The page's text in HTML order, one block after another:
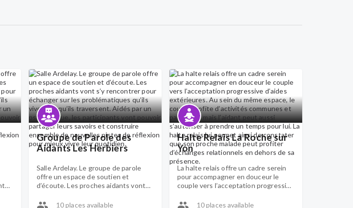
Groupe de Parole des
Aidants Les Herbiers
Salle Ardelay. Le groupe de parole
offre un espace de soutien et
d’écoute. Les proches aidants vont
problématiques qu’ils vivent et qu’ils
10 places available
Halte Relais La Roche sur
Yon
La halte relais offre un cadre serein
pour accompagner en douceur le
couple vers l’acceptation progressive
espace, le couple profite d’activités
10 places available